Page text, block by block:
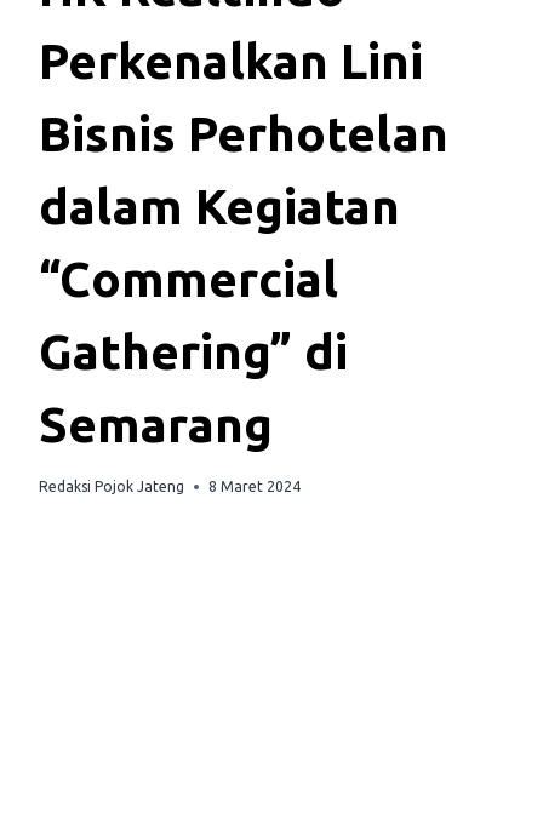
Perkenalkan Lini
Bisnis Perhotelan
dalam Kegiatan
“Commercial
Gathering” di
Semarang
Redaksi Pojok Jateng 8 Maret 2024